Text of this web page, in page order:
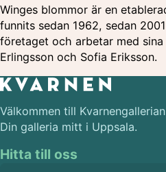
Winges blommor är en
funnits sedan 1962, sedan
företaget och arbetar med
Erlingsson och Sofia Eriksson.
Välkommen till
Din galleria mitt i Uppsala.
Hitta till oss